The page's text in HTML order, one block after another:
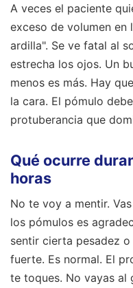
A veces el paciente
exceso de volumen en
ardilla". Se ve fatal al
estrecha los ojos. Un
menos es más. Hay
la cara. El pómulo
protuberancia que
Qué ocurre
horas
No te voy a mentir.
los pómulos es
sentir cierta pesadez
fuerte. Es normal. El
te toques. No vayas al